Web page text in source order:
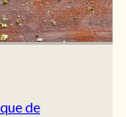
de